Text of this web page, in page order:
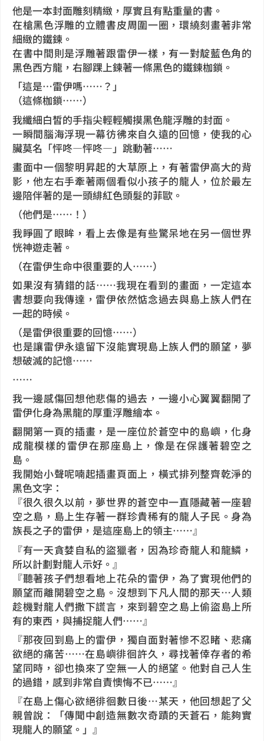
他是一本封面雕刻精緻，厚實且有點重量的書。
在槍黑色浮雕的立體書皮周圍一圈，環繞刻畫著非常
細緻的鐵鍊。
在書中間則是浮雕著跟雷伊一樣，有一對靛藍色角的
黑色西方龍，右腳踝上鍊著一條黑色的鐵鍊枷鎖。
「這是…雷伊嗎……？」
（這條枷鎖……）
我纖細白皙的手指尖輕輕觸摸黑色龍浮雕的封面。
一瞬間腦海浮現一幕彷彿來自久遠的回憶，使我的心
臟莫名「怦咚—怦咚—」跳動著……
畫面中一個黎明昇起的大草原上，有著雷伊高大的背
影，他左右手牽著兩個看似小孩子的龍人，位於最左
邊陪伴著的是一頭緋紅色頭髮的菲歐。
（他們是……！）
我睜圓了眼眸，看上去像是有些驚呆地在另一個世界
恍神遊走著。
（在雷伊生命中很重要的人……）
如果沒有猜錯的話……我現在看到的畫面，一定這本
書想要向我傳達，雷伊依然惦念過去與島上族人們在
一起的時候。
（是雷伊很重要的回憶……）
也是讓雷伊永遠留下沒能實現島上族人們的願望，夢
想破滅的記憶……
……
我一邊感傷回想他悲傷的過去，一邊小心翼翼翻開了
雷伊化身為黑龍的厚重浮雕繪本。
翻開第一頁的插畫，是一座位於蒼空中的島嶼，化身
成龍模樣的雷伊在那座島上，像是在保護著碧空之
島。
我開始小聲呢喃起插畫頁面上，橫式排列整齊乾淨的
黑色文字：
『很久很久以前，夢世界的蒼空中一直隱藏著一座碧
空之島，島上生存著一群珍貴稀有的龍人子民。身為
族長之子的雷伊，是這座島上的領主……』
『有一天貪婪自私的盜獵者，因為珍奇龍人和龍鱗，
所以計劃對龍人示好。』
『聽著孩子們想看地上花朵的雷伊，為了實現他們的
願望而離開碧空之島。沒想到下凡人間的那天…人類
趁機對龍人們撒下謊言，來到碧空之島上偷盜島上所
有的東西，與捕捉龍人們……』
『那夜回到島上的雷伊，獨自面對著慘不忍睹、悲痛
欲絕的痛苦……在島嶼徘徊許久，尋找著倖存者的希
望同時，卻也換來了空無一人的絕望。他對自己人生
的過錯，感到非常自責懊悔不已……』
『在島上傷心欲絕徘徊數日後…某天，他回想起了父
親曾說：「傳聞中創造無數次奇蹟的天蒼石，能夠實
現龍人的願望。」』